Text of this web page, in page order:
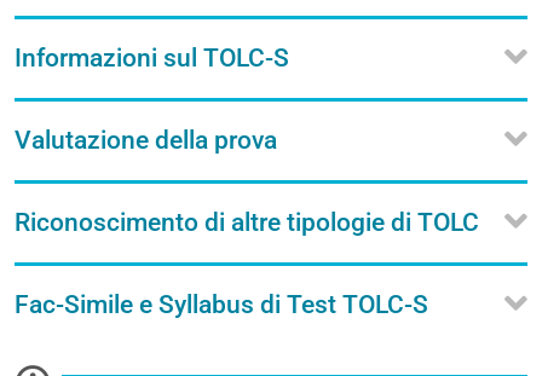
Informazioni sul TOLC-S
Valutazione della prova
Riconoscimento di altre tipologie di TOLC
Fac-Simile e Syllabus di Test TOLC-S